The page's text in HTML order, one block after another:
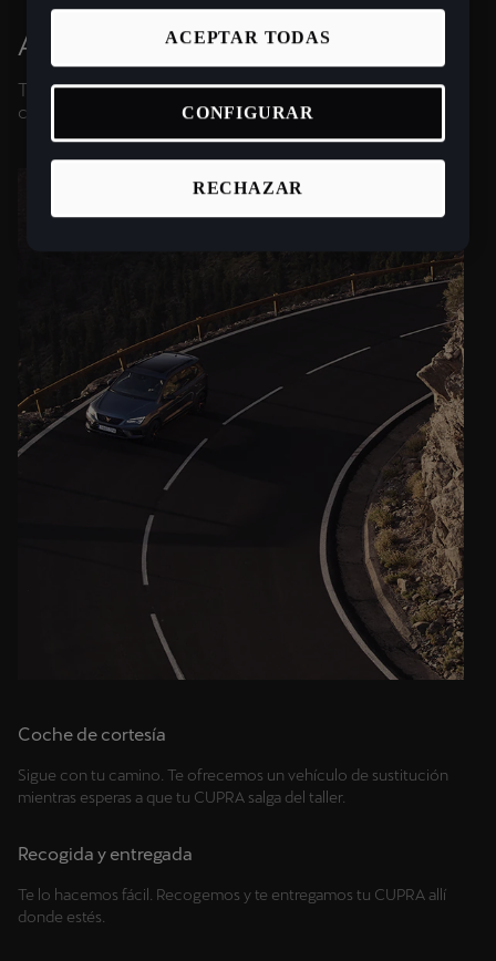
ATENCIÓN EN UN INSTANTE.
Te reconectamos con la carretera. Ante las
circunstancias inesperadas, priorizamos tu tranquilidad.
Coche de cortesía
Sigue con tu camino. Te ofrecemos un vehículo de sustitución
mientras esperas a que tu CUPRA salga del taller.
Recogida y entregada
Te lo hacemos fácil. Recogemos y te entregamos tu CUPRA allí
donde estés.
RECHAZAR
ACEPTAR TODAS
CONFIGURAR